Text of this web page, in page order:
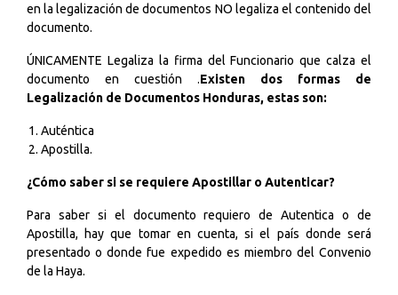
en la legalización de documentos NO legaliza el contenido del
documento.
ÚNICAMENTE Legaliza la firma del Funcionario que calza el
documento en cuestión .Existen dos formas de
Legalización de Documentos Honduras, estas son:
Auténtica
Apostilla.
¿Cómo saber si se requiere Apostillar o Autenticar?
Para saber si el documento requiero de Autentica o de
Apostilla, hay que tomar en cuenta, si el país donde será
presentado o donde fue expedido es miembro del Convenio
de la Haya.